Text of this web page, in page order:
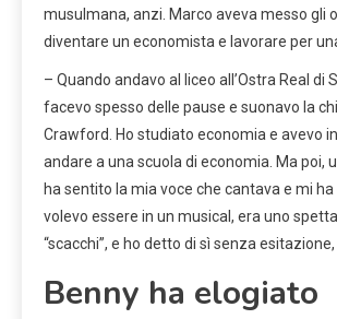
musulmana, anzi. Marco aveva messo gli
diventare un economista e lavorare per
– Quando andavo al liceo all’Ostra Real di
facevo spesso delle pause e suonavo la
Crawford. Ho studiato economia e avevo
andare a una scuola di economia. Ma poi,
ha sentito la mia voce che cantava e mi
volevo essere in un musical, era uno
“scacchi”, e ho detto di sì senza
Benny ha elogiato